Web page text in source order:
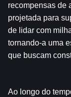
recompensas de
projetada para
de lidar com
tornando-a uma
que buscam
Ao longo do